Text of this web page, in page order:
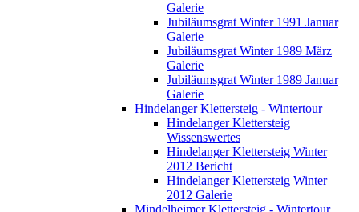
Galerie
Jubiläumsgrat Winter 1991 Januar
Galerie
Jubiläumsgrat Winter 1989 März
Galerie
Jubiläumsgrat Winter 1989 Januar
Galerie
Hindelanger Klettersteig - Wintertour
Hindelanger Klettersteig
Wissenswertes
Hindelanger Klettersteig Winter
2012 Bericht
Hindelanger Klettersteig Winter
2012 Galerie